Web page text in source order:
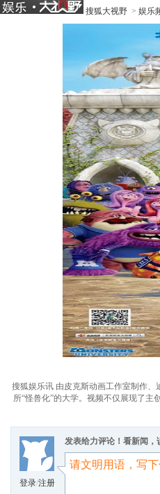
搜狐大视野 > 娱乐
搜狐娱乐讯 由皮克斯动画工作室制作、
所“怪兽化”的大学。视频不仅展现了主
登录/注册
发表给力评论！看新闻，